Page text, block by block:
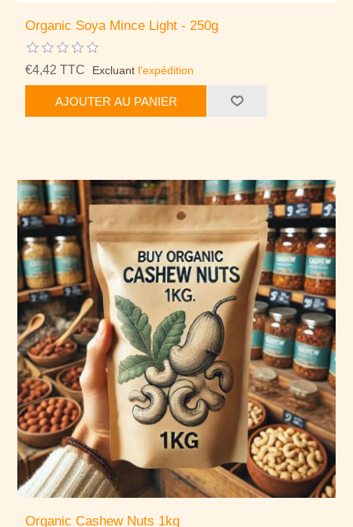
Organic Soya Mince Light - 250g
€4,42 TTC Excluant l'expédition
AJOUTER AU PANIER
Organic Cashew Nuts 1kg